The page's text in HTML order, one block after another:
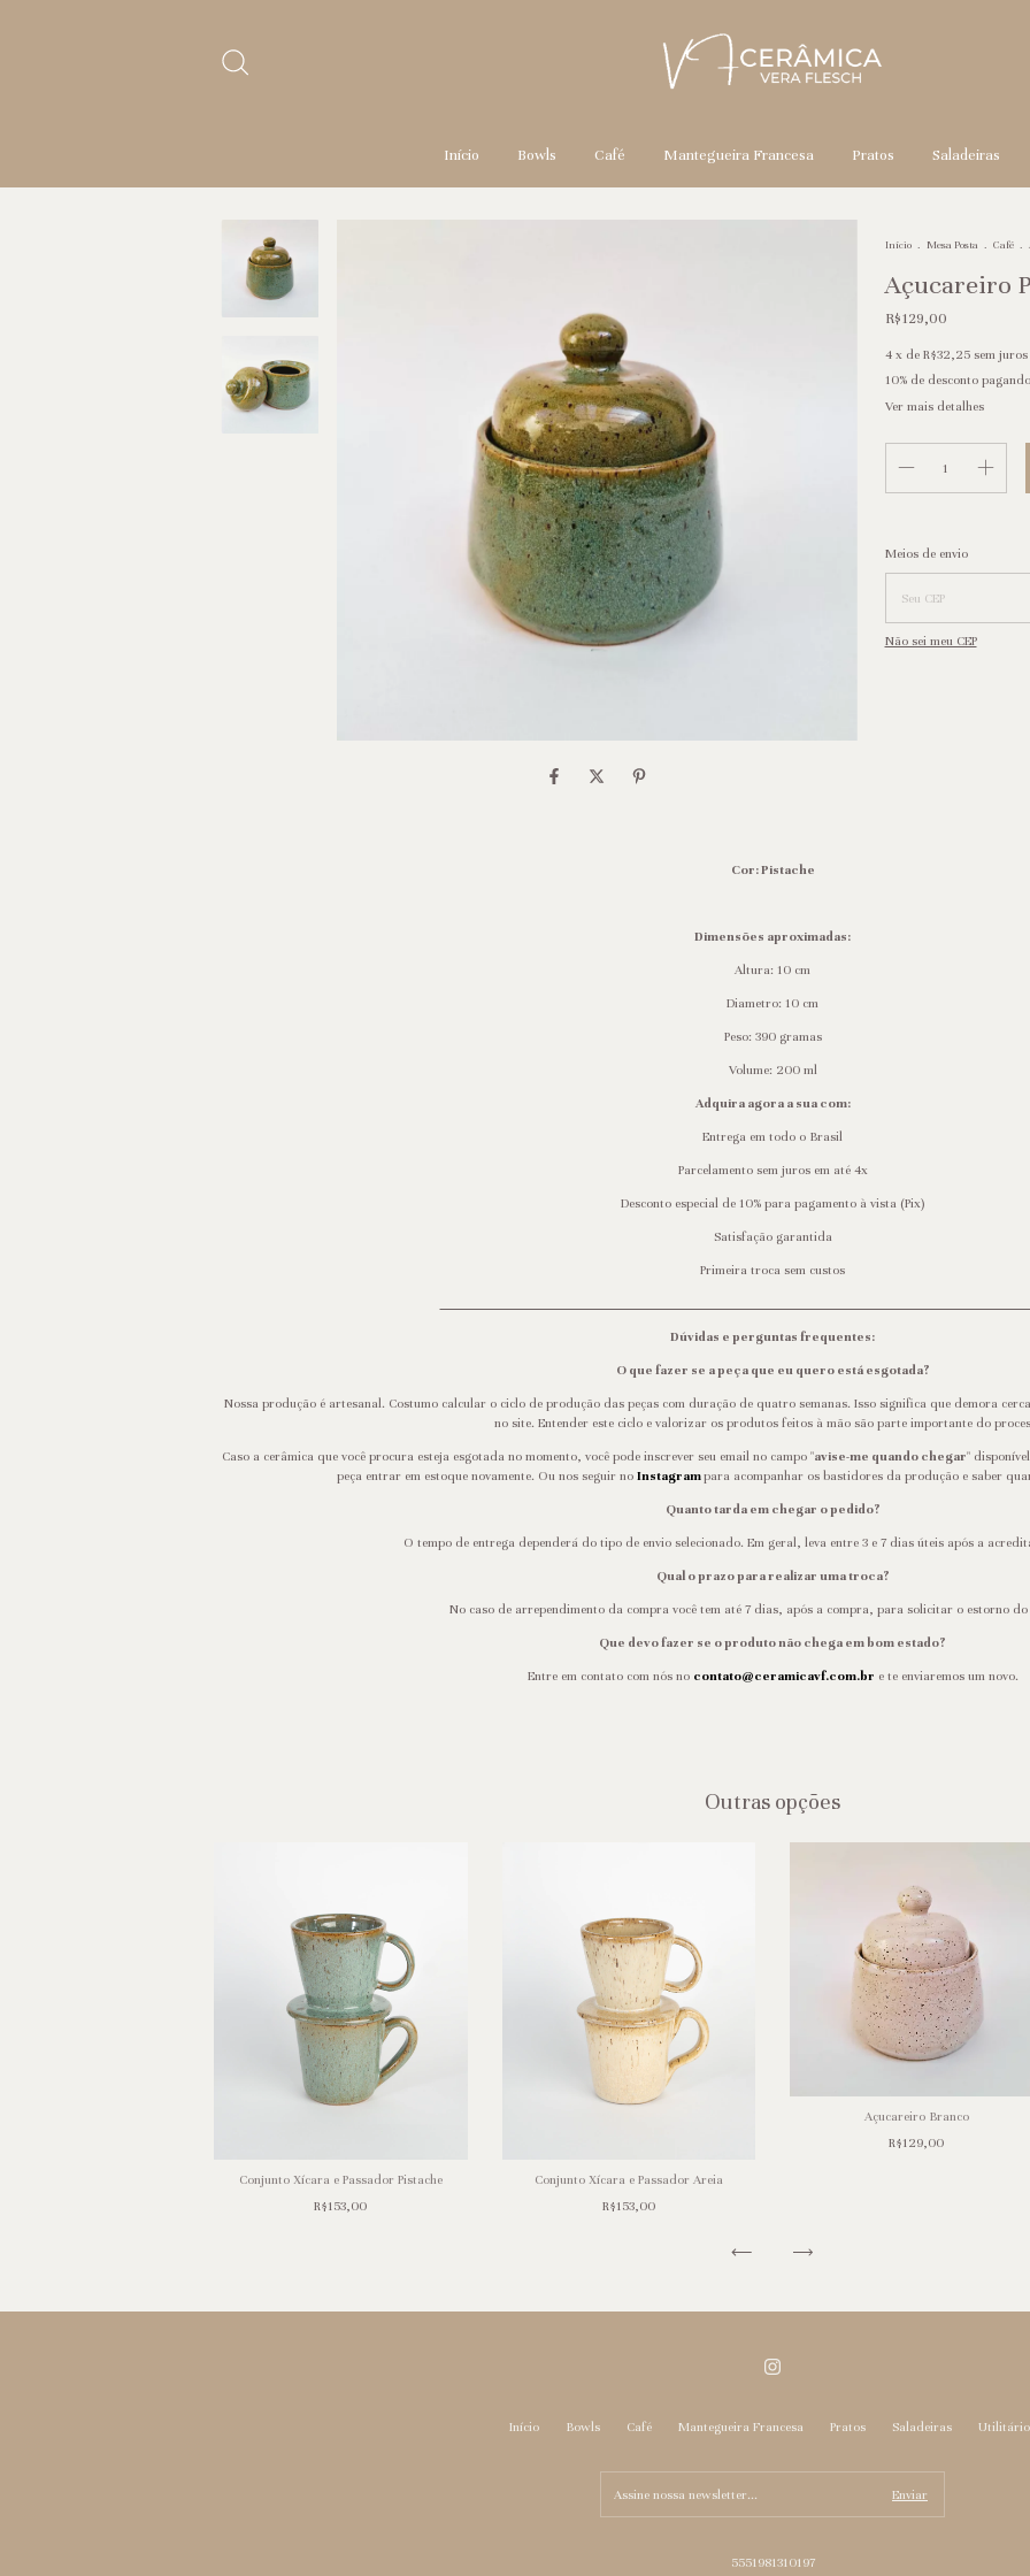
Início Bowls Café Mantegueira Francesa Pratos Saladeiras
Início . Mesa Posta . Café .
Açucareiro
R$129,00
4 x de R$32,25 sem juros
10% de desconto
Ver mais detalhes
Entregas para o CEP:
Meios de envio
Não sei meu CEP
Cor: Pistache
Dimensões aproximadas:
Altura: 10 cm
Diametro: 10 cm
Peso: 390 gramas
Volume: 200 ml
Adquira agora a sua com:
Entrega em todo o Brasil
Parcelamento sem juros em até 4x
Desconto especial de 10% para pagamento à vista (Pix)
Satisfação garantida
Primeira troca sem custos
Dúvidas e perguntas frequentes:
O que fazer se a peça que eu quero está esgotada?
Nossa produção é artesanal. Costumo calcular o ciclo de produção das peças com duração de quatro semanas. Isso significa que demora
no site. Entender este ciclo e valorizar os produtos feitos à mão são parte importante do
Caso a cerâmica que você procura esteja esgotada no momento, você pode inscrever seu email no campo "avise-me quando chegar"
peça entrar em estoque novamente. Ou nos seguir no Instagrampara acompanhar os bastidores da produção e saber
Quanto tarda em chegar o pedido?
O tempo de entrega dependerá do tipo de envio selecionado. Em geral, leva entre 3 e 7 dias úteis após a
Qual o prazo para realizar uma troca?
No caso de arrependimento da compra você tem até 7 dias, após a compra, para solicitar o estorno do
Que devo fazer se o produto não chega em bom estado?
Entre em contato com nós no contato@ceramicavf.com.br e te enviaremos um novo.
Outras opções
Conjunto Xícara e Passador Pistache
R$153,00
Conjunto Xícara e Passador Areia
R$153,00
Açucareiro Branco
R$129,00
Início Bowls Café Mantegueira Francesa Pratos Saladeiras
5551981310197